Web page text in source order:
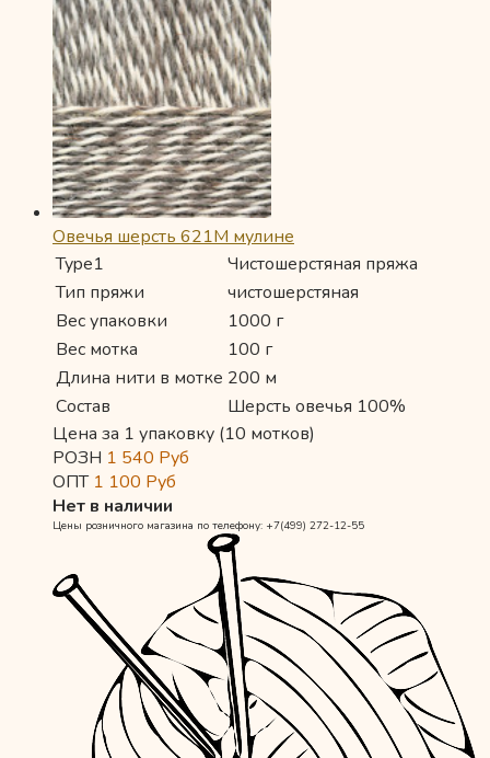
Овечья шерсть 621М мулине
Type1
Чистошерстяная пряжа
Тип пряжи
чистошерстяная
Вес упаковки
1000 г
Вес мотка
100 г
Длина нити в мотке 200 м
Состав
Шерсть овечья 100%
Цена за 1 упаковку (10 мотков)
РОЗН 1 540 Руб
ОПТ 1 100 Руб
Нет в наличии
Цены розничного магазина по телефону: +7(499) 272-12-55